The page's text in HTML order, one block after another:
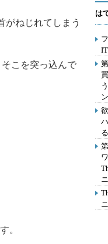
ねじれてしまう
こを突っ込んで
。
は